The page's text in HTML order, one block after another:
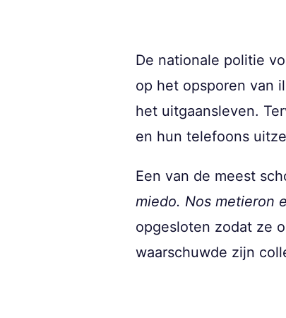
De nationale politie
op het opsporen van
het uitgaansleven.
en hun telefoons
Een van de meest
miedo. Nos metieron
opgesloten zodat ze
waarschuwde zijn